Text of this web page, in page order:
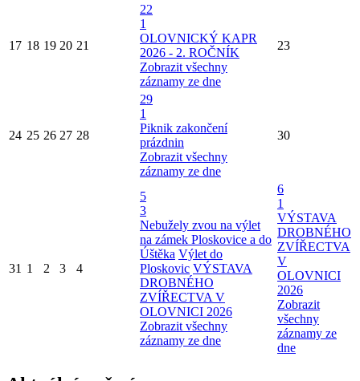
17 18 19 20 21
22
1
OLOVNICKÝ KAPR
2026 - 2. ROČNÍK
Zobrazit všechny
záznamy ze dne
23
24 25 26 27 28
29
1
Piknik zakončení
prázdnin
Zobrazit všechny
záznamy ze dne
30
31 1 2 3 4
5
3
Nebužely zvou na výlet
na zámek Ploskovice a do
Úštěka Výlet do
Ploskovic VÝSTAVA
DROBNÉHO
ZVÍŘECTVA V
OLOVNICI 2026
Zobrazit všechny
záznamy ze dne
6
1
VÝSTAVA
DROBNÉHO
ZVÍŘECTVA
V
OLOVNICI
2026
Zobrazit
všechny
záznamy ze
dne